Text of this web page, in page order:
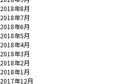
2018年8月
2018年7月
2018年6月
2018年5月
2018年4月
2018年3月
2018年2月
2018年1月
2017年12月